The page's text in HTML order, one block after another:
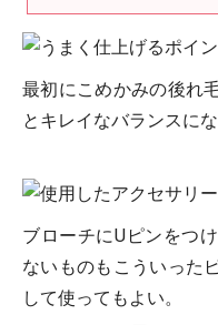
最初にこめかみの後れ
とキレイなバランスにな
ブローチにUピンをつ
ないものもこういった
して使ってもよい。